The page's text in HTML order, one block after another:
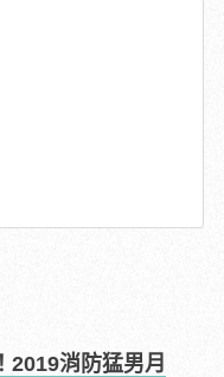
2019消防猛男月